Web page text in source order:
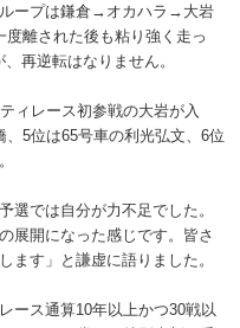
ープは鎌倉→オカハラ→大岩
離された後も粘り強く走っ
再逆転はなりません。
ィレース初参戦の大岩が入
5位は65号車の利光弘文、6位
選では自分が力不足でした。
展開になった感じです。皆さ
ます」と謙虚に語りました。
ース通算10年以上かつ30戦以